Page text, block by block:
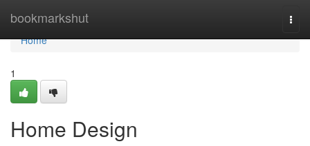
bookmarkshut
Home
Home
1
Home Design